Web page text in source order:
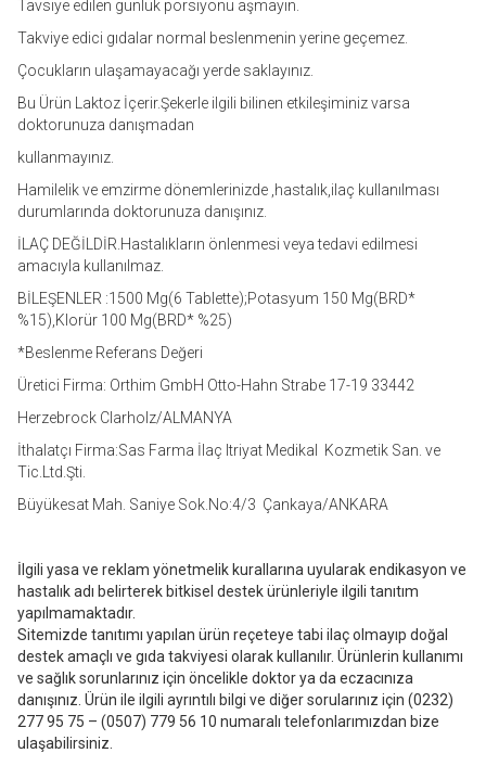
Tavsiye edilen günlük porsiyonu aşmayın.
Takviye edici gıdalar normal beslenmenin yerine geçemez.
Çocukların ulaşamayacağı yerde saklayınız.
Bu Ürün Laktoz İçerir.Şekerle ilgili bilinen etkileşiminiz varsa
doktorunuza danışmadan
kullanmayınız.
Hamilelik ve emzirme dönemlerinizde ,hastalık,ilaç kullanılması
durumlarında doktorunuza danışınız.
İLAÇ DEĞİLDİR.Hastalıkların önlenmesi veya tedavi edilmesi
amacıyla kullanılmaz.
BİLEŞENLER :1500 Mg(6 Tablette);Potasyum 150 Mg(BRD*
%15),Klorür 100 Mg(BRD* %25)
*Beslenme Referans Değeri
Üretici Firma: Orthim GmbH Otto-Hahn Strabe 17-19 33442
Herzebrock Clarholz/ALMANYA
İthalatçı Firma:Sas Farma İlaç Itriyat Medikal Kozmetik San. ve
Tic.Ltd.Şti.
Büyükesat Mah. Saniye Sok.No:4/3 Çankaya/ANKARA
İlgili yasa ve reklam yönetmelik kurallarına uyularak endikasyon ve
hastalık adı belirterek bitkisel destek ürünleriyle ilgili tanıtım
yapılmamaktadır.
Sitemizde tanıtımı yapılan ürün reçeteye tabi ilaç olmayıp doğal
destek amaçlı ve gıda takviyesi olarak kullanılır. Ürünlerin kullanımı
ve sağlık sorunlarınız için öncelikle doktor ya da eczacınıza
danışınız. Ürün ile ilgili ayrıntılı bilgi ve diğer sorularınız için (0232)
277 95 75 – (0507) 779 56 10 numaralı telefonlarımızdan bize
ulaşabilirsiniz.